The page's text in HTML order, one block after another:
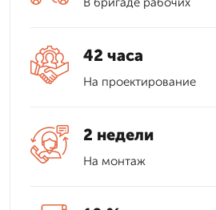
42 часа
На проектирование
2 недели
На монтаж